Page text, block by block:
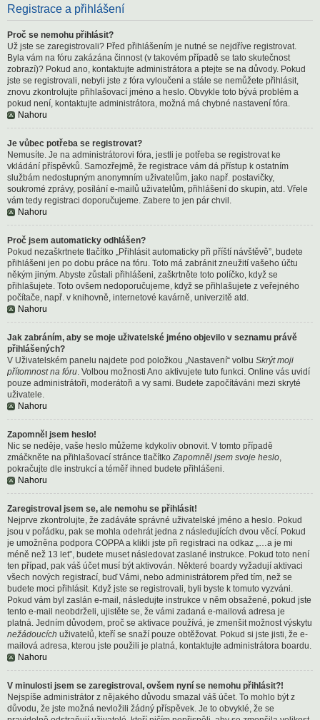
Registrace a přihlášení
Proč se nemohu přihlásit?
Už jste se zaregistrovali? Před přihlášením je nutné se nejdříve registrovat.
Byla vám na fóru zakázána činnost (v takovém případě se tato skutečnost
zobrazí)? Pokud ano, kontaktujte administrátora a ptejte se na důvody. Pokud
jste se registrovali, nebyli jste z fóra vyloučeni a stále se nemůžete přihlásit,
znovu zkontrolujte přihlašovací jméno a heslo. Obvykle toto bývá problém a
pokud není, kontaktujte administrátora, možná má chybné nastavení fóra.
Nahoru
Je vůbec potřeba se registrovat?
Nemusíte. Je na administrátorovi fóra, jestli je potřeba se registrovat ke
vkládání příspěvků. Samozřejmě, že registrace vám dá přístup k ostatním
službám nedostupným anonymním uživatelům, jako např. postavičky,
soukromé zprávy, posílání e-mailů uživatelům, přihlášení do skupin, atd. Vřele
vám tedy registraci doporučujeme. Zabere to jen pár chvil.
Nahoru
Proč jsem automaticky odhlášen?
Pokud nezaškrtnete tlačítko „Přihlásit automaticky při příští návštěvě”, budete
přihlášeni jen po dobu práce na fóru. Toto má zabránit zneužití vašeho účtu
někým jiným. Abyste zůstali přihlášeni, zaškrtněte toto políčko, když se
přihlašujete. Toto ovšem nedoporučujeme, když se přihlašujete z veřejného
počítače, např. v knihovně, internetové kavárně, univerzitě atd.
Nahoru
Jak zabráním, aby se moje uživatelské jméno objevilo v seznamu právě
přihlášených?
V Uživatelském panelu najdete pod položkou „Nastavení“ volbu Skrýt moji
přítomnost na fóru. Volbou možnosti Ano aktivujete tuto funkci. Online vás uvidí
pouze administrátoři, moderátoři a vy sami. Budete započítáváni mezi skryté
uživatele.
Nahoru
Zapomněl jsem heslo!
Nic se neděje, vaše heslo můžeme kdykoliv obnovit. V tomto případě
zmáčkněte na přihlašovací stránce tlačítkoZapomněl jsem svoje heslo,
pokračujte dle instrukcí a téměř ihned budete přihlášeni.
Nahoru
Zaregistroval jsem se, ale nemohu se přihlásit!
Nejprve zkontrolujte, že zadáváte správné uživatelské jméno a heslo. Pokud
jsou v pořádku, pak se mohla odehrát jedna z následujících dvou věcí. Pokud
je umožněna podpora COPPA a klikli jste při registraci na odkaz „…a je mi
méně než 13 let”, budete muset následovat zaslané instrukce. Pokud toto není
ten případ, pak váš účet musí být aktivován. Některé boardy vyžadují aktivaci
všech nových registrací, buď Vámi, nebo administrátorem před tím, než se
budete moci přihlásit. Když jste se registrovali, byli byste k tomuto vyzváni.
Pokud vám byl zaslán e-mail, následujte instrukce v něm obsažené, pokud jste
tento e-mail neobdrželi, ujistěte se, že vámi zadaná e-mailová adresa je
platná. Jedním důvodem, proč se aktivace používá, je zmenšit možnost výskytu
nežádoucích uživatelů, kteří se snaží pouze obtěžovat. Pokud si jste jisti, že e-
mailová adresa, kterou jste použili je platná, kontaktujte administrátora boardu.
Nahoru
V minulosti jsem se zaregistroval, ovšem nyní se nemohu přihlásit?!
Nejspíše administrátor z nějakého důvodu smazal váš účet. To mohlo být z
důvodu, že jste možná nevložili žádný příspěvek. Je to obvyklé, že se